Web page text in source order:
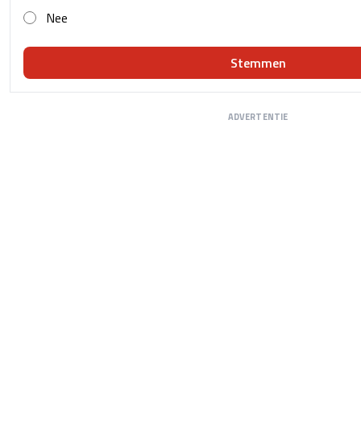
Nee
Stemmen
ADVERTENTIE